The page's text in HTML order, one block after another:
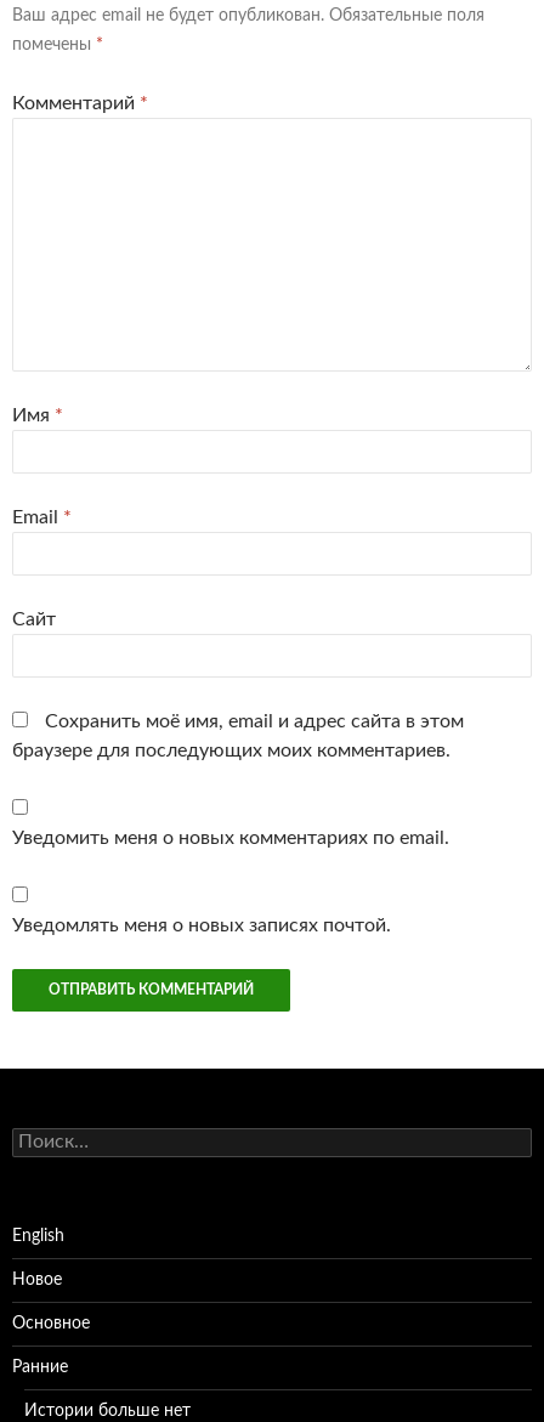
Ваш адрес email не будет опубликован. Обязательные поля
помечены *
Комментарий *
Имя *
Email *
Сайт
Сохранить моё имя, email и адрес сайта в этом
браузере для последующих моих комментариев.
Уведомить меня о новых комментариях по email.
Уведомлять меня о новых записях почтой.
Найти:
English
Новое
Основное
Ранние
Истории больше нет